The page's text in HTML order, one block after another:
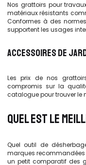
Nos grattoirs pour
matériaux résistants
Conformes à des
supportent les usages
ACCESSOIRES DE
Les prix de nos
compromis sur la
catalogue pour trouver le
QUEL EST LE
Quel outil de
marques recommandées
un petit comparatif des